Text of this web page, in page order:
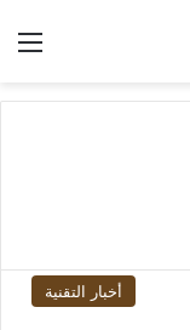
أخبار التقنية